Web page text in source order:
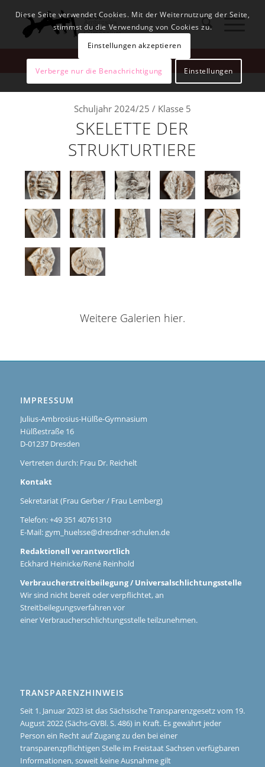
Schuljahr 2024/25 / Klasse 5
SKELETTE DER
STRUKTURTIERE
Weitere Galerien hier.
IMPRESSUM
Julius-Ambrosius-Hülße-Gymnasium
Hülßestraße 16
D-01237 Dresden
Vertreten durch: Frau Dr. Reichelt
Kontakt
Sekretariat (Frau Gerber / Frau Lemberg)
Telefon: +49 351 40761310
E-Mail: gym_huelsse@dresdner-schulen.de
Redaktionell verantwortlich
Eckhard Heinicke/René Reinhold
Verbraucherstreitbeilegung / Universalschlichtungsstelle
Wir sind nicht bereit oder verpflichtet, an
Streitbeilegungsverfahren vor
einer Verbraucherschlichtungsstelle teilzunehmen.
TRANSPARENZHINWEIS
Seit 1. Januar 2023 ist das Sächsische Transparenzgesetz vom 19.
August 2022 (Sächs-GVBl. S. 486) in Kraft. Es gewährt jeder
Person ein Recht auf Zugang zu den bei einer
transparenzpflichtigen Stelle im Freistaat Sachsen verfügbaren
Informationen, soweit keine Ausnahme gilt
Diese Seite verwendet Cookies. Mit der Weiternutzung der Seite,
stimmst du die Verwendung von Cookies zu.
Einstellungen akzeptieren
Verberge nur die Benachrichtigung Einstellungen